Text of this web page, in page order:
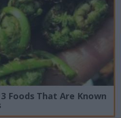
Foods That Are Known